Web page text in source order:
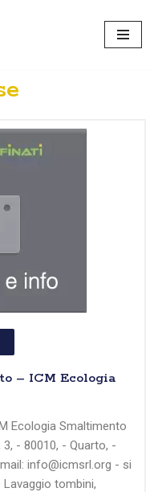
– ICM Ecologia
Ecologia Smaltimento
- 80010, - Quarto, -
info@icmsrl.org - si
tombini,